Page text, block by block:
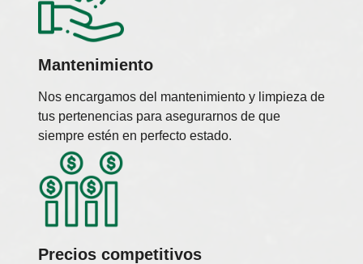
Mantenimiento
Nos encargamos del mantenimiento y limpieza de
tus pertenencias para asegurarnos de que
siempre estén en perfecto estado.
Precios competitivos